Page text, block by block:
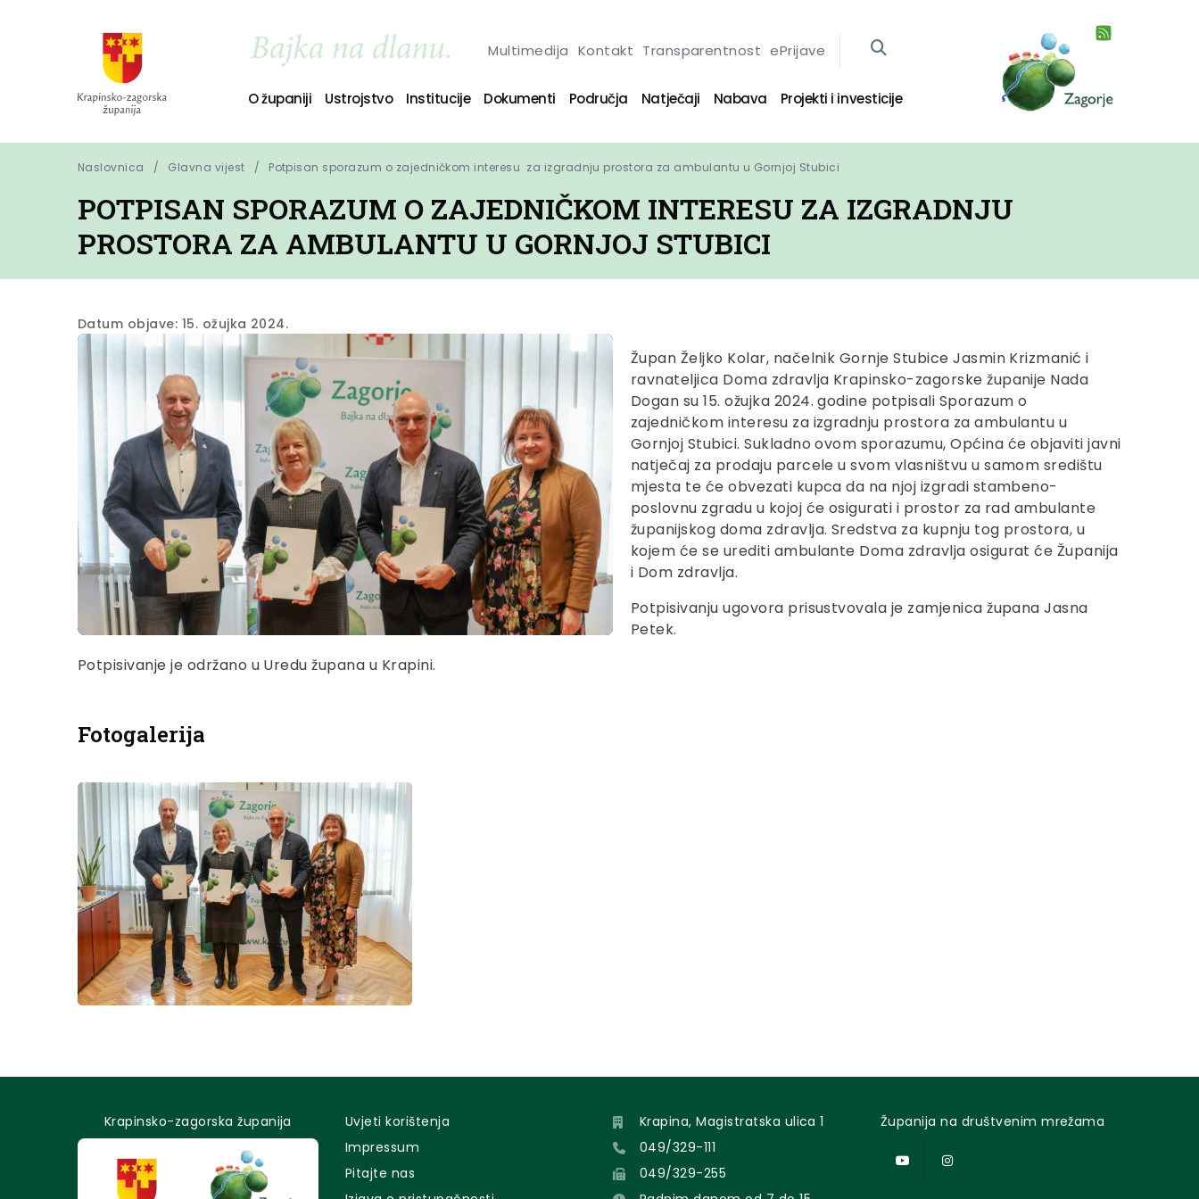
Multimedija Kontakt Transparentnost ePrijave
O županiji Ustrojstvo Institucije Dokumenti Područja Natječaji Nabava Projekti i investicije
Naslovnica Glavna vijest Potpisan sporazum o zajedničkom interesu  za izgradnju prostora za ambulantu u Gornjoj Stubici
POTPISAN SPORAZUM O ZAJEDNIČKOM INTERESU ZA IZGRADNJU
PROSTORA ZA AMBULANTU U GORNJOJ STUBICI
Datum objave: 15. ožujka 2024.
Župan Željko Kolar, načelnik Gornje Stubice Jasmin Krizmanić i
ravnateljica Doma zdravlja Krapinsko-zagorske županije Nada
Dogan su 15. ožujka 2024. godine potpisali Sporazum o
zajedničkom interesu za izgradnju prostora za ambulantu u
Gornjoj Stubici. Sukladno ovom sporazumu, Općina će objaviti javni
natječaj za prodaju parcele u svom vlasništvu u samom središtu
mjesta te će obvezati kupca da na njoj izgradi stambeno-
poslovnu zgradu u kojoj će osigurati i prostor za rad ambulante
županijskog doma zdravlja. Sredstva za kupnju tog prostora, u
kojem će se urediti ambulante Doma zdravlja osigurat će Županija
i Dom zdravlja.
Potpisivanju ugovora prisustvovala je zamjenica župana Jasna
Petek.
Potpisivanje je održano u Uredu župana u Krapini.
Fotogalerija
Krapinsko-zagorska županija
Uvjeti korištenja
Impressum
Pitajte nas
Krapina, Magistratska ulica 1
049/329-111
049/329-255
Županija na društvenim mrežama